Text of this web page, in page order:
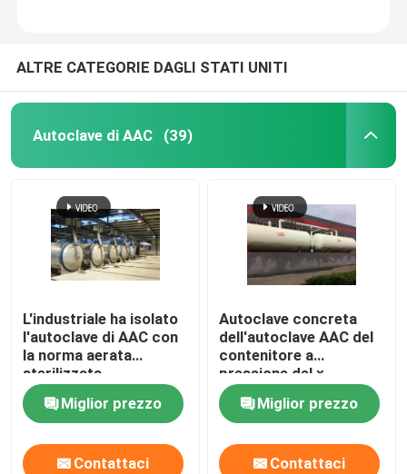
Colonna chimica
Serbatoi chimici
ALTRE CATEGORIE DAGLI STATI UNITI
Autoclave di AAC (39)
L'industriale ha isolato
l'autoclave di AAC con
la norma aerata
sterilizzata
nell'autoclave del
blocco in calcestruzzo
ASME
Miglior prezzo
Contattaci
Autoclave concreta
dell'autoclave AAC del
contenitore a
pressione del ×
38m/dell'autoclave
Φ2.68 del
mattone/AAC del
vapore della larga scala
Miglior prezzo
Contattaci